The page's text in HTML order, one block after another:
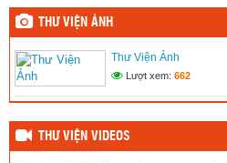
(15/08/2021)
thông
(02/03/2020)
(02/03/2020)
THƯ VIỆN ẢNH
Thư Viện Ảnh
Lượt xem: 662
THƯ VIỆN VIDEOS